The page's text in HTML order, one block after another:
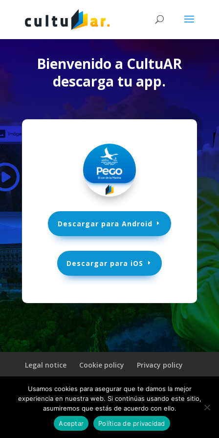
Bienvenido a CultuAR
descarga tu app.
Descargar para Android
Descargar para iOS
Legal notice Cookie policy Privacy policy
© 2026 CultuAR | Un producto deINVELON
Usamos cookies para asegurar que te damos la mejor
experiencia en nuestra web. Si continúas usando este sitio,
asumiremos que estás de acuerdo con ello.
Aceptar
Política de privacidad